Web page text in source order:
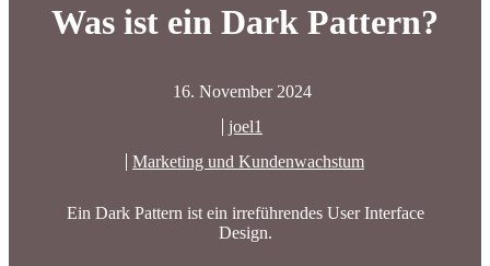
Was ist ein Dark Pattern?
16. November 2024
joel1
Marketing und Kundenwachstum
Ein Dark Pattern ist ein irreführendes User Interface
Design.